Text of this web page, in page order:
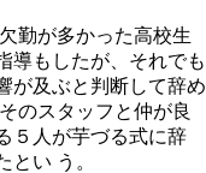
勤が多かった高校生
導もしたが、それでも
が及ぶと判断して辞め
のスタッフと仲が良
５人が芋づる式に辞
い う。